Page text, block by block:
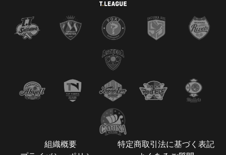
組織概要
特定商取引法に基づく表記